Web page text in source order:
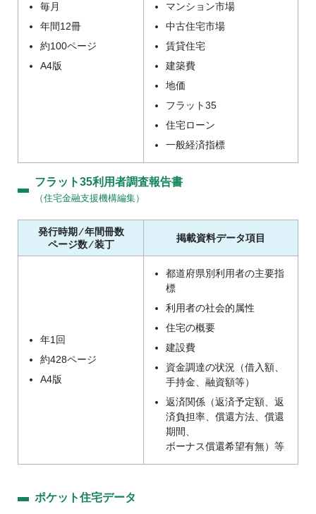
毎月
年間12冊
約100ページ
A4版
マンション市場
中古住宅市場
賃貸住宅
建築費
地価
フラット35
住宅ローン
一般経済指標
フラット35利用者調査報告書
（住宅金融支援機構編集）
発行時期 ⁄ 年間冊数
ページ数 ⁄ 装丁
掲載資料データ項目
年1回
約428ページ
A4版
都道府県別利用者の主要指
標
利用者の社会的属性
住宅の概要
建設費
資金調達の状況（借入額、
手持金、融資額等）
返済関係（返済予定額、返
済負担率、償還方法、償還
期間、
ボーナス償還希望有無）等
ポケット住宅データ